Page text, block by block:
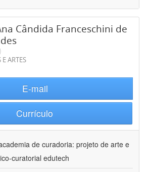
Cândida Franceschini de
ARTES
E-mail
Currículo
de curadoria: projeto de arte e
curatorial edutech